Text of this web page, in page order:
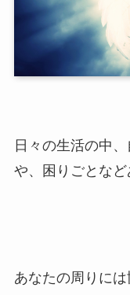
日々の生活の中
や、困りごとなど
あなたの周りに